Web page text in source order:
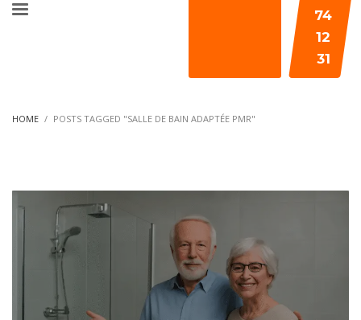
74
12
31
HOME POSTS TAGGED "SALLE DE BAIN ADAPTÉE PMR"